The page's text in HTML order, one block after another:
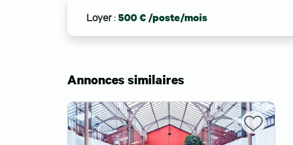
Loyer: 500 € /poste/mois
Annonces similaires